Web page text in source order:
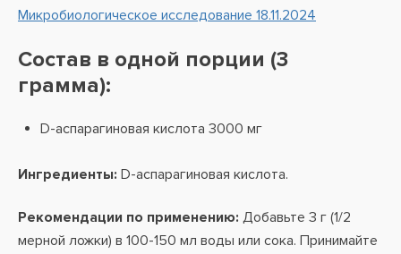
Микробиологическое исследование 18.11.2024
Состав в одной порции (3
грамма):
D-аспарагиновая кислота 3000 мг
Ингредиенты: D-аспарагиновая кислота.
Рекомендации по применению: Добавьте 3 г (1/2
мерной ложки) в 100-150 мл воды или сока. Принимайте